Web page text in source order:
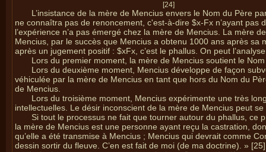
[24]
L’insistance de la mère de Mencius envers le Nom du Père
ne connaîtra pas de renoncement, c'est-à-dire $x-Fx n’ayant pas
l’expérience n’a pas émergé chez la mère de Mencius. La mère
Mencius, par le succès que Mencius a obtenu 1000 ans après
après un jugement positif : $xFx, c’est le phallus. On peut
Lors du premier moment, la mère de Mencius soutient le
Lors du deuxième moment, Mencius développe de façon
véhiculée par la mère de Mencius en tant que hors du Nom du
de Mencius.
Lors du troisième moment, Mencius expérimente une très
intellectuelles. Le désir inconscient de la mère de Mencius peut se
Si tout le processus ne fait que tourner autour du phallus, ce
la mère de Mencius est une personne ayant reçu la castration,
qu’elle a été transmise à Mencius ; Mencius qui devrait comme
dessin sortir du fleuve. C’en est fait de moi (de ma doctrine). »